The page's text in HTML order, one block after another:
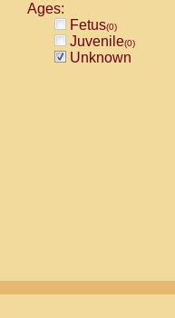
Ages:
Fetus(0)
Juvenile(0)
Unknown